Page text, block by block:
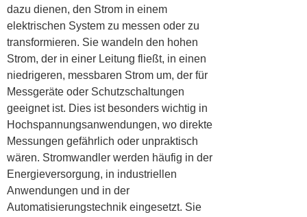
dazu dienen, den Strom in einem
elektrischen System zu messen oder zu
transformieren. Sie wandeln den hohen
Strom, der in einer Leitung fließt, in einen
niedrigeren, messbaren Strom um, der für
Messgeräte oder Schutzschaltungen
geeignet ist. Dies ist besonders wichtig in
Hochspannungsanwendungen, wo direkte
Messungen gefährlich oder unpraktisch
wären. Stromwandler werden häufig in der
Energieversorgung, in industriellen
Anwendungen und in der
Automatisierungstechnik eingesetzt. Sie